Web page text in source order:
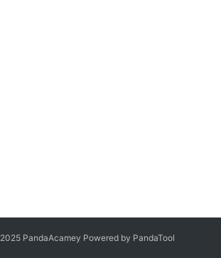
PandaAcamey Powered by PandaTool